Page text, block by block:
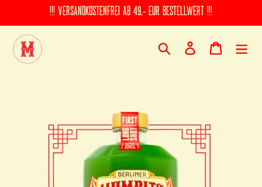
!!! VERSANDKOSTENFREI AB 49,- EUR BESTELLWERT !!!
Suchen Einloggen Warenkorb